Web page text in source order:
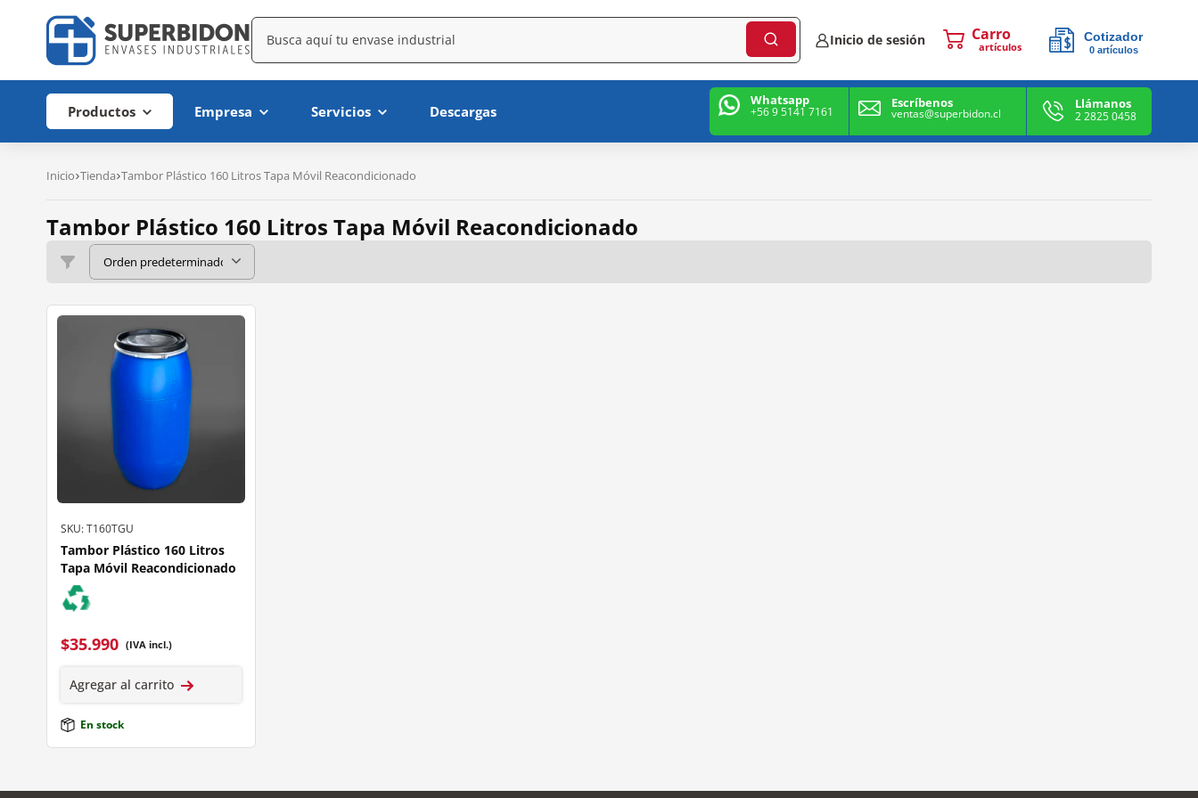
Inicio de sesión artículos
Cotizador
0artículos
Productos Empresa Servicios Descargas
Whatsapp
+56 9 5141 7161
Escríbenos
ventas@superbidon.cl
Llámanos
2 2825 0458
Inicio Tienda Tambor Plástico 160 Litros Tapa Móvil Reacondicionado
Tambor Plástico 160 Litros Tapa Móvil Reacondicionado
SKU: T160TGU
Tambor Plástico 160 Litros
Tapa Móvil Reacondicionado
$35.990 (IVA incl.)
Agregar al carrito
En stock